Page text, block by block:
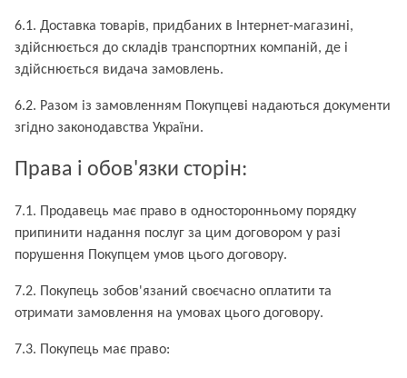
6.1. Доставка товарів, придбаних в Інтернет-магазині,
здійснюється до складів транспортних компаній, де і
здійснюється видача замовлень.
6.2. Разом із замовленням Покупцеві надаються документи
згідно законодавства України.
Права і обов'язки сторін:
7.1. Продавець має право в односторонньому порядку
припинити надання послуг за цим договором у разі
порушення Покупцем умов цього договору.
7.2. Покупець зобов'язаний своєчасно оплатити та
отримати замовлення на умовах цього договору.
7.3. Покупець має право: